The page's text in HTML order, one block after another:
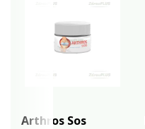
Arthros Sos